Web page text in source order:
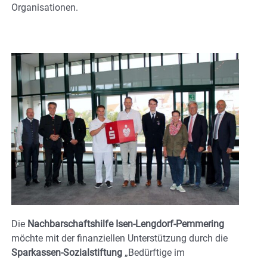
Organisationen.
Die Nachbarschaftshilfe Isen-Lengdorf-Pemmering
möchte mit der finanziellen Unterstützung durch die
Sparkassen-Sozialstiftung „Bedürftige im